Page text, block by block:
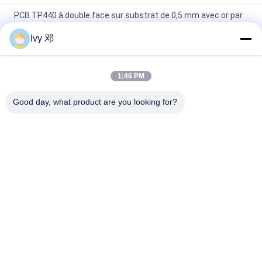
PCB TP440 à double face sur substrat de 0,5 mm avec or par
immersion
PCB à haute fréquence à double face CER-10 30 millimètres
d'argent lamellé à immersion
PCB WL-CT300 de 5 mil d'épaisseur, sérigraphie noire à 2
Ivy 邓
1:46 PM
Good day, what product are you looking for?